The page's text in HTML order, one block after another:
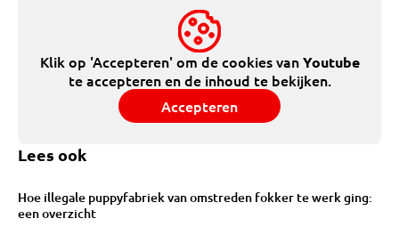
Klik op 'Accepteren' om de cookies vanYoutube
te accepteren en de inhoud te bekijken.
Accepteren
Lees ook
Hoe illegale puppyfabriek van omstreden fokker te werk ging:
een overzicht